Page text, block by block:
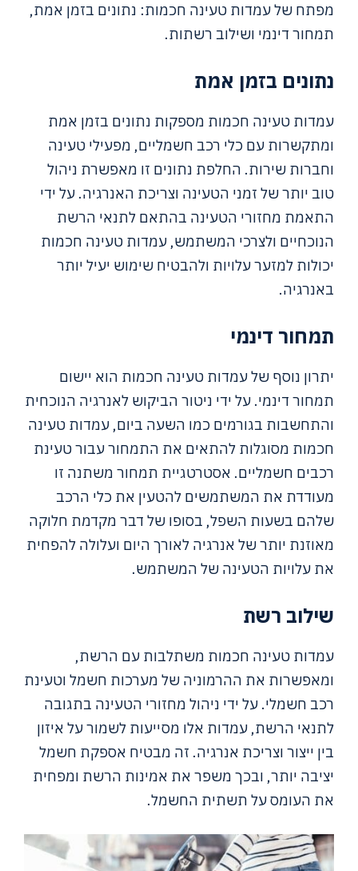
מפתח של עמדות טעינה חכמות: נתונים בזמן אמת,
תמחור דינמי ושילוב רשתות.
נתונים בזמן אמת
עמדות טעינה חכמות מספקות נתונים בזמן אמת
ומתקשרות עם כלי רכב חשמליים, מפעילי טעינה
וחברות שירות. החלפת נתונים זו מאפשרת ניהול
טוב יותר של זמני הטעינה וצריכת האנרגיה. על ידי
התאמת מחזורי הטעינה בהתאם לתנאי הרשת
הנוכחיים ולצרכי המשתמש, עמדות טעינה חכמות
יכולות למזער עלויות ולהבטיח שימוש יעיל יותר
באנרגיה.
תמחור דינמי
יתרון נוסף של עמדות טעינה חכמות הוא יישום
תמחור דינמי. על ידי ניטור הביקוש לאנרגיה הנוכחית
והתחשבות בגורמים כמו השעה ביום, עמדות טעינה
חכמות מסוגלות להתאים את התמחור עבור טעינת
רכבים חשמליים. אסטרטגיית תמחור משתנה זו
מעודדת את המשתמשים להטעין את כלי הרכב
שלהם בשעות השפל, בסופו של דבר מקדמת חלוקה
מאוזנת יותר של אנרגיה לאורך היום ועלולה להפחית
את עלויות הטעינה של המשתמש.
שילוב רשת
עמדות טעינה חכמות משתלבות עם הרשת,
ומאפשרות את ההרמוניה של מערכות חשמל וטעינת
רכב חשמלי. על ידי ניהול מחזורי הטעינה בתגובה
לתנאי הרשת, עמדות אלו מסייעות לשמור על איזון
בין ייצור וצריכת אנרגיה. זה מבטיח אספקת חשמל
יציבה יותר, ובכך משפר את אמינות הרשת ומפחית
את העומס על תשתית החשמל.